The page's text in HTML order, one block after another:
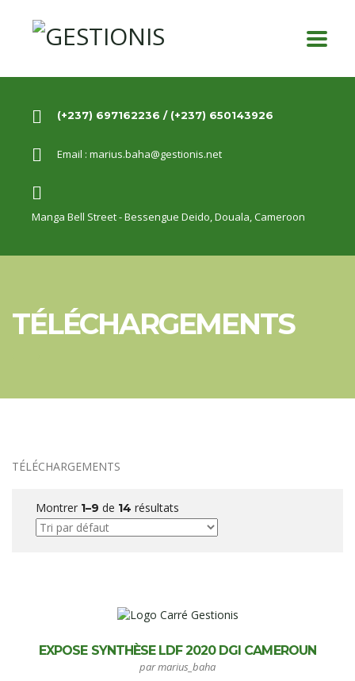
(+237) 697162236 / (+237) 650143926
Email : marius.baha@gestionis.net
Manga Bell Street - Bessengue Deido,Douala, Cameroon
TÉLÉCHARGEMENTS
TÉLÉCHARGEMENTS
Montrer 1–9 de 14 résultats
EXPOSE SYNTHÈSE LDF 2020 DGI CAMEROUN
par marius_baha